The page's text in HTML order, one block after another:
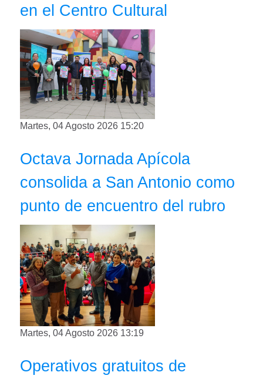
en el Centro Cultural
Martes, 04 Agosto 2026 15:20
Octava Jornada Apícola
consolida a San Antonio como
punto de encuentro del rubro
Martes, 04 Agosto 2026 13:19
Operativos gratuitos de